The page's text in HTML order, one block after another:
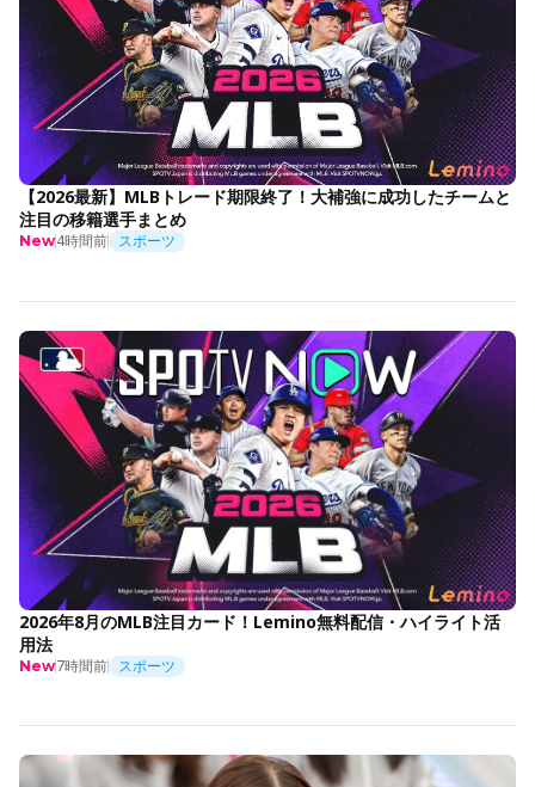
【2026最新】MLBトレード期限終了！大補強に成功したチームと
注目の移籍選手まとめ
New4時間前 スポーツ
2026年8月のMLB注目カード！Lemino無料配信・ハイライト活
用法
New7時間前 スポーツ